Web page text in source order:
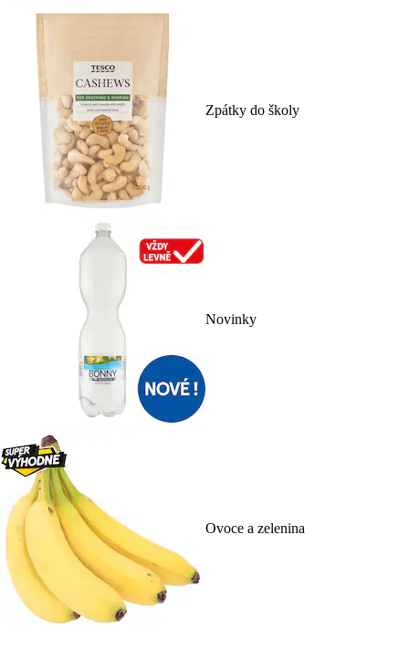
Zpátky do školy
Novinky
Ovoce a zelenina